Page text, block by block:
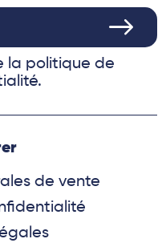
la politique de
de vente